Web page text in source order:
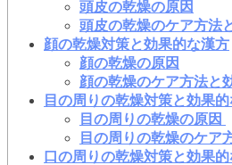
頭皮の乾燥の原因
頭皮の乾燥のケア方法
顔の乾燥対策と効果的な漢方
顔の乾燥の原因
顔の乾燥のケア方法と
目の周りの乾燥対策と効果
目の周りの乾燥の原因
目の周りの乾燥のケア
口の周りの乾燥対策と効果